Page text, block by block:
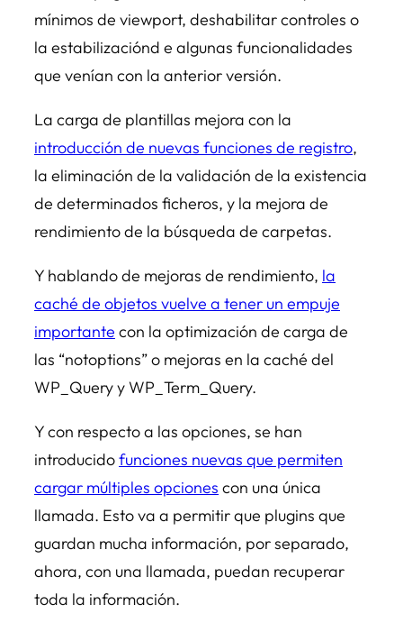
mínimos de viewport, deshabilitar controles o
la estabilizaciónd e algunas funcionalidades
que venían con la anterior versión.
La carga de plantillas mejora con la
introducción de nuevas funciones de registro,
la eliminación de la validación de la existencia
de determinados ficheros, y la mejora de
rendimiento de la búsqueda de carpetas.
Y hablando de mejoras de rendimiento, la
caché de objetos vuelve a tener un empuje
importante con la optimización de carga de
las “notoptions” o mejoras en la caché del
WP_Query y WP_Term_Query.
Y con respecto a las opciones, se han
introducidofunciones nuevas que permiten
cargar múltiples opciones con una única
llamada. Esto va a permitir que plugins que
guardan mucha información, por separado,
ahora, con una llamada, puedan recuperar
toda la información.